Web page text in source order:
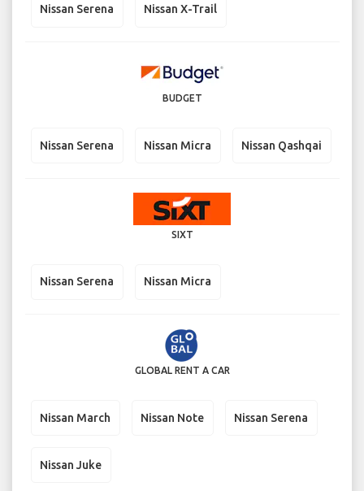
Nissan Serena Nissan X-Trail
BUDGET
Nissan Serena Nissan Micra Nissan Qashqai
SIXT
Nissan Serena Nissan Micra
GLOBAL RENT A CAR
Nissan March Nissan Note Nissan Serena
Nissan Juke